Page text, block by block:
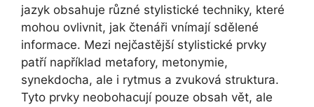
jazyk obsahuje různé stylistické techniky, které
mohou ovlivnit, jak čtenáři vnímají sdělené
informace. Mezi nejčastější stylistické prvky
patří například metafory, metonymie,
synekdocha, ale i rytmus a zvuková struktura.
Tyto prvky neobohacují pouze obsah vět, ale